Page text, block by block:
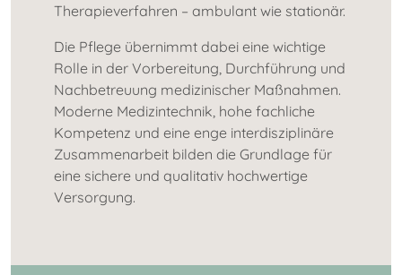
Therapieverfahren – ambulant wie stationär.
Die Pflege übernimmt dabei eine wichtige
Rolle in der Vorbereitung, Durchführung und
Nachbetreuung medizinischer Maßnahmen.
Moderne Medizintechnik, hohe fachliche
Kompetenz und eine enge interdisziplinäre
Zusammenarbeit bilden die Grundlage für
eine sichere und qualitativ hochwertige
Versorgung.